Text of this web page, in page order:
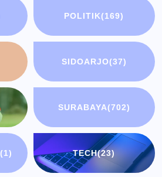
POLITIK(169)
SIDOARJO(37)
SURABAYA(702)
(1) TECH(23)